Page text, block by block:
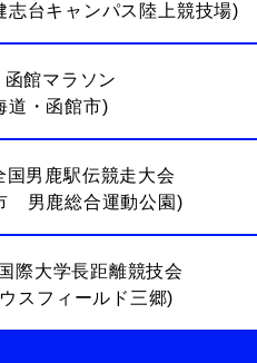
志台キャンパス陸上競技場)
函館マラソン
道・函館市)
国男鹿駅伝競走大会
男鹿総合運動公園)
際大学長距離競技会
スフィールド三郷)